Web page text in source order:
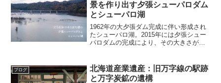
景を作り出す夕張シューパロダム
とシューパロ湖
1962年の大夕張ダム完成に伴い形成され
たシューパロ湖。2015年には夕張シュー
パロダムの完成により、その大きさが拡
い不思議な光景を見ることができます。
大自然を一望でき...
ブログ
北海道産業遺産：旧万字線の駅跡
と万字炭鉱の遺構